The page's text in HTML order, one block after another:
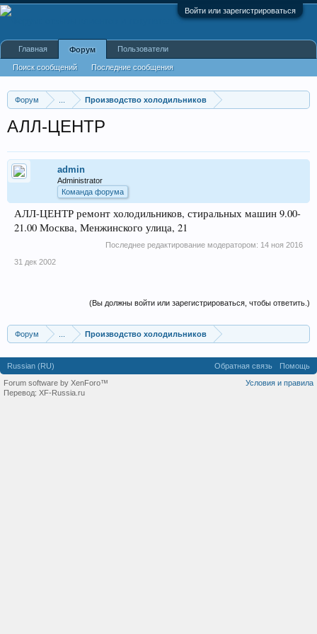
Войти или зарегистрироваться
Форум Производство холодильников
АЛЛ-ЦЕНТР
admin
Administrator
Команда форума
АЛЛ-ЦЕНТР ремонт холодильников, стиральных машин 9.00-
21.00 Москва, Менжинского улица, 21
Последнее редактирование модератором: 14 ноя 2016
31 дек 2002
(Вы должны войти или зарегистрироваться, чтобы ответить.)
Форум Производство холодильников
Главная Форум
Поиск сообщений Последние сообщения
Пользователи
Russian (RU) Обратная связь
Помощь
Условия и правила
Forum software by XenForo™
Перевод: XF-Russia.ru